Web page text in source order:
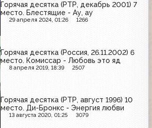
Горячая десятка (РТР, декабрь 2001) 7
место. Блестящие - Ау, ау
29 апреля 2024, 01:26 1266
Горячая десятка (Россия, 26.11.2002) 6
место. Комиссар - Любовь это яд
8 апреля 2019, 18:39 2507
Горячая десятка (РТР, август 1996) 10
место. Ди-Бронкс - Энергия любви
13 августа 2020, 01:25 3079